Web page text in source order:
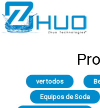
ver todos
Equipos de Soda